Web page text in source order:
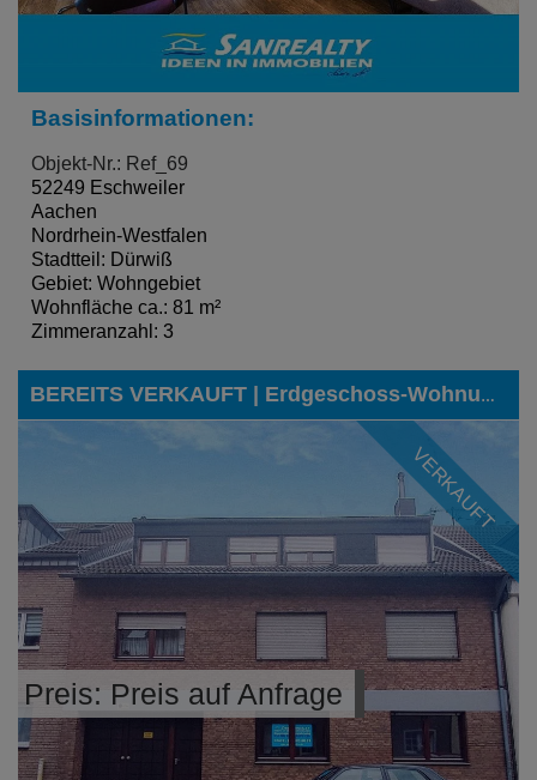
Basisinformationen:
Objekt-Nr.: Ref_69
52249 Eschweiler
Aachen
Nordrhein-Westfalen
Stadtteil: Dürwiß
Gebiet: Wohngebiet
Wohnfläche ca.: 81 m²
Zimmeranzahl: 3
BEREITS VERKAUFT | Erdgeschoss-Wohnung mit optionaler Garage in begehrter Lage von Würselen
VERKAUFT
Preis: Preis auf Anfrage